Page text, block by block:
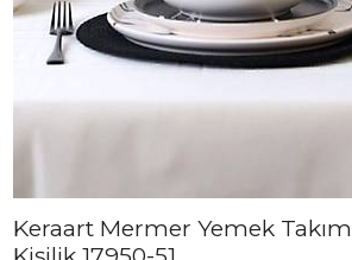
Keraart Mermer Yemek